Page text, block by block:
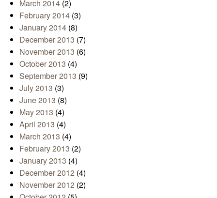
March 2014 (2)
February 2014 (3)
January 2014 (8)
December 2013 (7)
November 2013 (6)
October 2013 (4)
September 2013 (9)
July 2013 (3)
June 2013 (8)
May 2013 (4)
April 2013 (4)
March 2013 (4)
February 2013 (2)
January 2013 (4)
December 2012 (4)
November 2012 (2)